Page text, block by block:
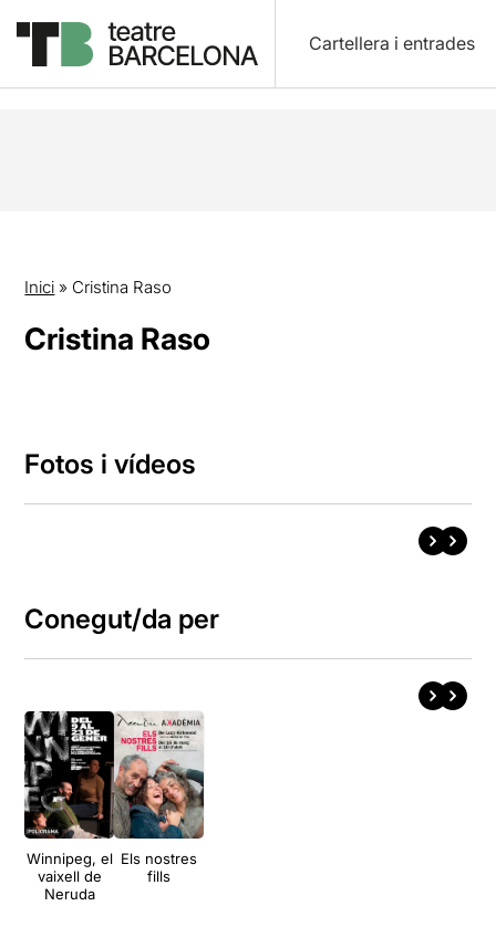
Cartellera i entrades
Inici » Cristina Raso
Cristina Raso
Fotos i vídeos
Conegut/da per
Winnipeg, el
vaixell de
Neruda
Els nostres
fills